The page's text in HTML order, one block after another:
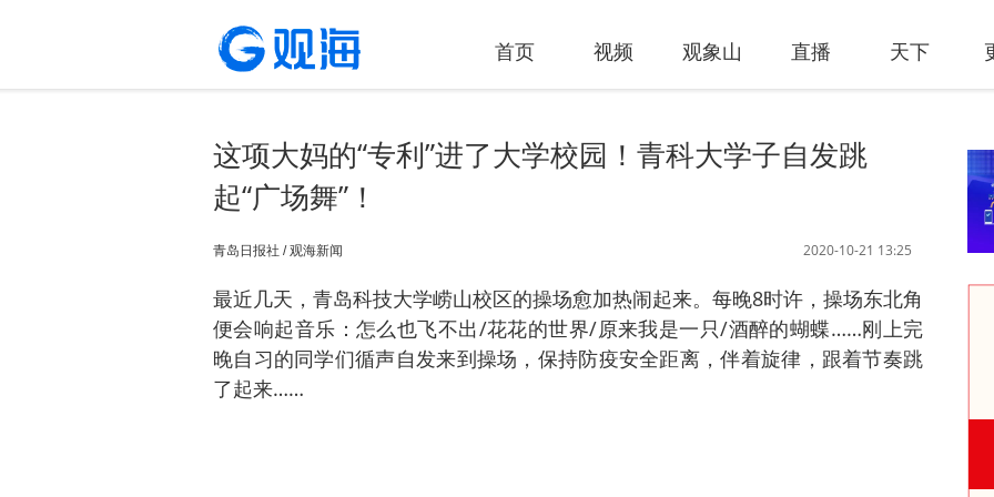
首页 视频 观象山 直播 天下
这项大妈的“专利”进了大学校园！青科大学子自发跳
起“广场舞”！
2020-10-21 13:25
青岛日报社 / 观海新闻
最近几天，青岛科技大学崂山校区的操场愈加热闹起来。每晚8时许，操场东北角
便会响起音乐：怎么也飞不出/花花的世界/原来我是一只/酒醉的蝴蝶……刚上完
晚自习的同学们循声自发来到操场，保持防疫安全距离，伴着旋律，跟着节奏跳
了起来……